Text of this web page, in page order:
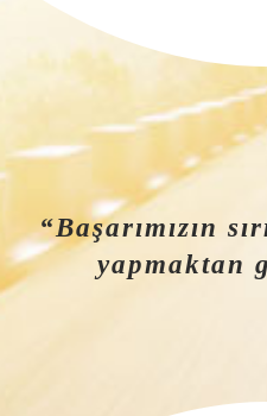
“Başarımızın
yapmaktan